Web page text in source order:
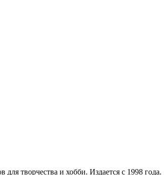
творчества и хобби. Издается с 1998 года.